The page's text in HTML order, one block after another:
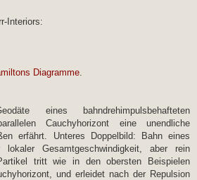
Interiors:
Diagramme
eines bahndrehimpulsbehafteten
Cauchyhorizont eine unendliche
erfährt. Unteres Doppelbild: Bahn eines
Gesamtgeschwindigkeit, aber rein
tritt wie in den obersten Beispielen
und erleidet nach der Repulsion